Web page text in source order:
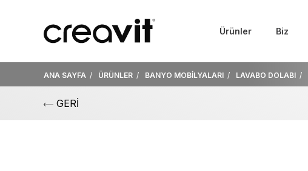
Ürünler Biz
ANA SAYFA ÜRÜNLER BANYO MOBİLYALARI LAVABO DOLABI
GERİ